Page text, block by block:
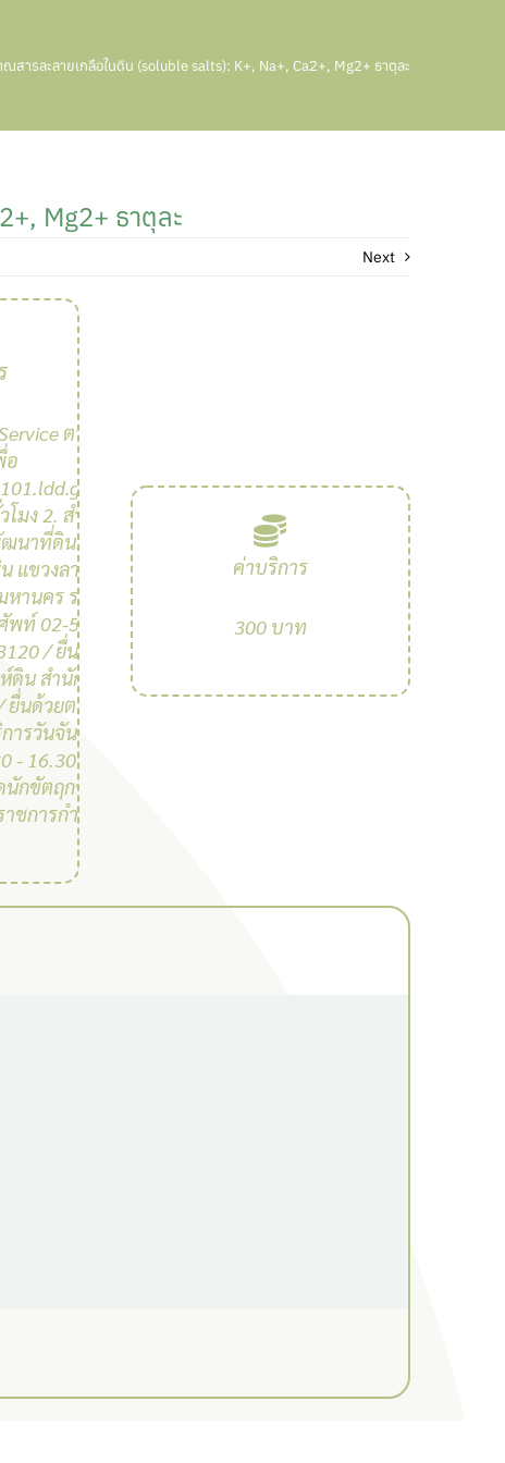
ณสารละลายเกลือในดิน (soluble salts): K+, Na+, Ca2+, Mg2+ ธาตุละ
Mg2+ ธาตุละ
Next
ตรวจ
อ
มง 2. สํานัก
นาที่ดินเลขที่
ขวงลาดยาว
านคร รหัส
ท์ 02-561-
/ ยื่นด้วย
ดิน สํานักงาน
นด้วยตนเอง
รวันจันทร์ถึง
- 16.30 น. (มี
กขัตฤกษ์และ
ชการกําหนด
ค่าบริการ
300 บาท